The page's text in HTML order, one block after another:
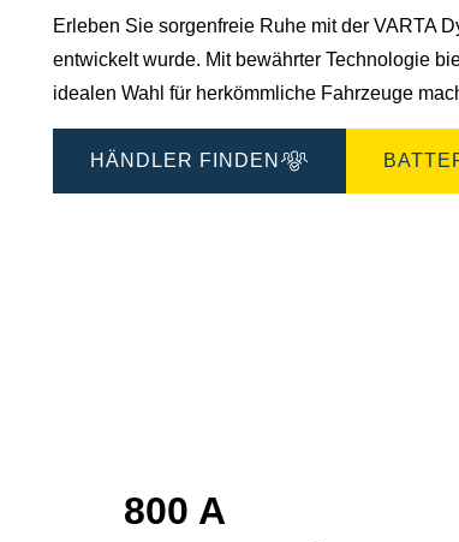
Erleben Sie sorgenfreie Ruhe mit der VARTA
entwickelt wurde. Mit bewährter Technologie
idealen Wahl für herkömmliche Fahrzeuge
HÄNDLER FINDEN
800 A